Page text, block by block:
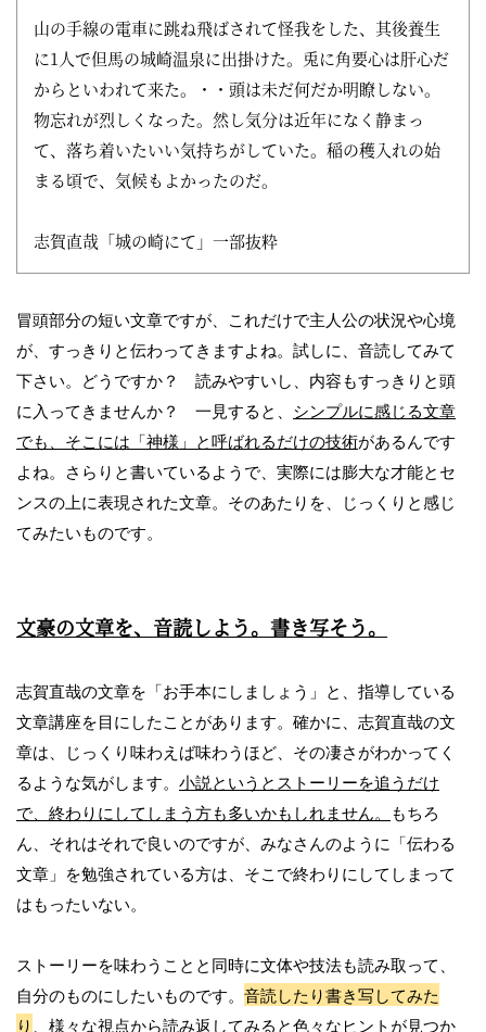
山の手線の電車に跳ね飛ばされて怪我をした、其後養生
に1人で但馬の城崎温泉に出掛けた。兎に角要心は肝心だ
からといわれて来た。・・ 頭は未だ何だか明瞭しない。
物忘れが烈しくなった。然し気分は近年になく静まっ
て、落ち着いたいい気持ちがしていた。稲の穫入れの始
まる頃で、気候もよかったのだ。
志賀直哉「城の崎にて」一部抜粋
冒頭部分の短い文章ですが、これだけで主人公の状況や心境
が、すっきりと伝わってきますよね。試しに、音読してみて
下さい。どうですか？ 読みやすいし、内容もすっきりと頭
に入ってきませんか？ 一見すると、 シンプルに感じる文章
でも、 そこには「神様」と呼ばれるだけの技術があるんです
よね。さらりと書いているようで、実際には膨大な才能とセ
ンスの上に表現された文章。そのあたりを、じっくりと感じ
てみたいものです。
文豪の文章を、音読しよう。書き写そう。
志賀直哉の文章を「お手本にしましょう」と、指導している
文章講座を目にしたことがあります。確かに、志賀直哉の文
章は、じっくり味わえば味わうほど、その凄さがわかってく
るような気がします。 小説というとストーリーを追うだけ
で、終わりにしてしまう方も多いかもしれません。 もちろ
ん、それはそれで良いのですが、みなさんのように「伝わる
文章」を勉強されている方は、そこで終わりにしてしまって
はもったいない。
ストーリーを味わうことと同時に文体や技法も読み取って、
自分のものにしたいものです。 音読したり書き写してみた
り 、様々な視点から読み返してみると色々なヒントが見つか